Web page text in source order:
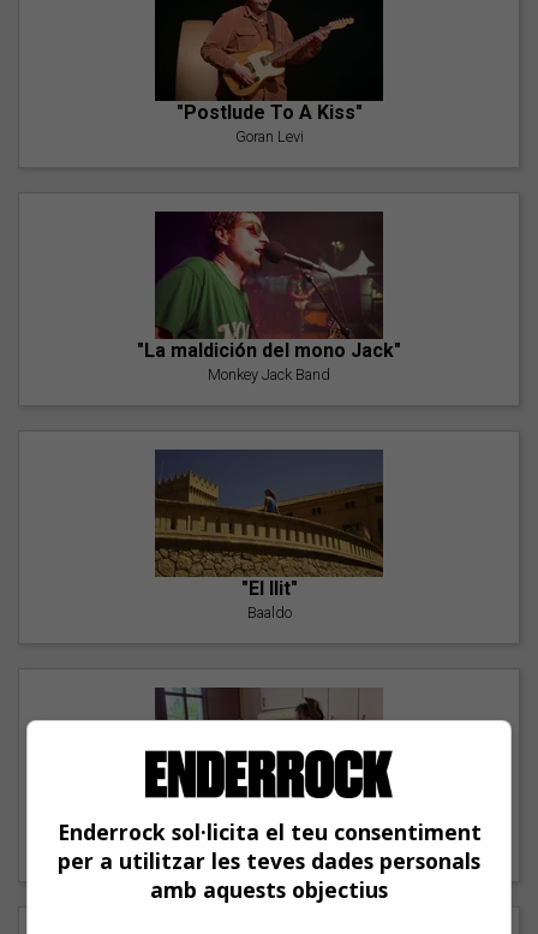
"Postlude To A Kiss"
Goran Levi
"La maldición del mono Jack"
Monkey Jack Band
"El llit"
Baaldo
"Lo bueno y lo malo"
Carmen y María
Enderrock sol·licita el teu consentiment
per a utilitzar les teves dades personals
amb aquests objectius